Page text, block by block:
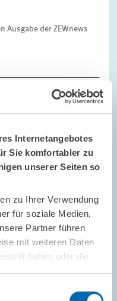
Internetangebotes
Sie komfortabler zu
unserer Seiten so
zu Ihrer Verwendung
für soziale Medien,
Partner führen
mit weiteren Daten
haben oder die
Ausgabe der ZEWnews
"Fordern"
II
Ausgabe der ZEWnews